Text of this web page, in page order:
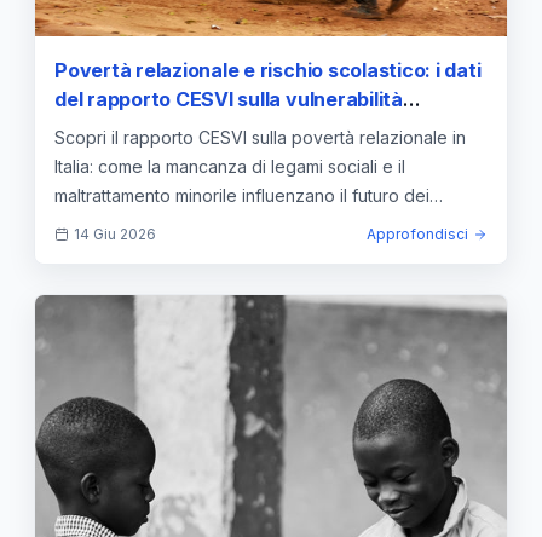
Povertà relazionale e rischio scolastico: i dati
del rapporto CESVI sulla vulnerabilità
dell'infanzia
Scopri il rapporto CESVI sulla povertà relazionale in
Italia: come la mancanza di legami sociali e il
maltrattamento minorile influenzano il futuro dei
bambini.
14 Giu 2026 Approfondisci